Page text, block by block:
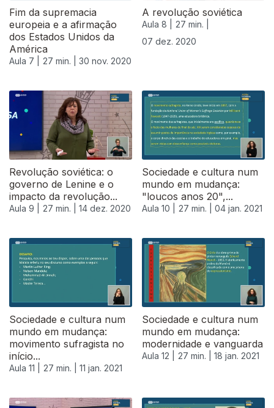
Fim da supremacia
europeia e a afirmação
dos Estados Unidos da
América
Aula 7 | 27 min. | 30 nov. 2020
A revolução soviética
Aula 8 |
27 min. |
07 dez. 2020
Revolução soviética: o
governo de Lenine e o
impacto da revolução...
Aula 9 | 27 min. | 14 dez. 2020
Sociedade e cultura num
mundo em mudança:
"loucos anos 20",...
Aula 10 | 27 min. | 04 jan. 2021
Sociedade e cultura num
mundo em mudança:
movimento sufragista no
início...
Aula 11 | 27 min. | 11 jan. 2021
Sociedade e cultura num
mundo em mudança:
modernidade e vanguarda
Aula 12 | 27 min. | 18 jan. 2021
518447